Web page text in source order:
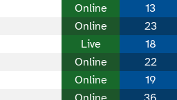
Online 13
Online 23
Live 18
Online 22
Online 19